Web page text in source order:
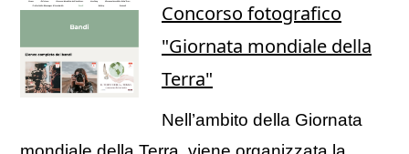
Concorso fotografico
"Giornata mondiale della
Terra"
Nell’ambito della Giornata